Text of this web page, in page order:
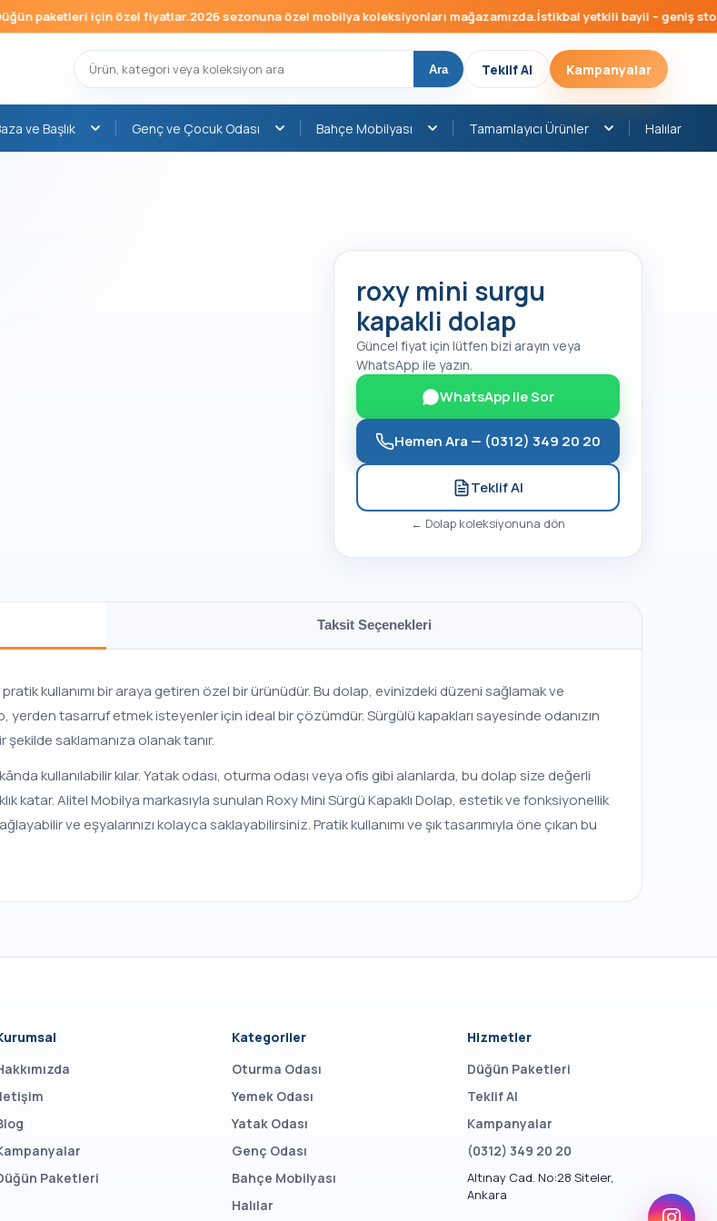
paketleri için özel fiyatlar.2026 sezonuna özel mobilya koleksiyonları mağazamızda.İstikbal yetkili bayii – geniş stok,
Ara Teklif Al Kampanyalar
ve Başlık Genç ve Çocuk Odası Bahçe Mobilyası Tamamlayıcı Ürünler Halılar
roxy mini surgu
kapakli dolap
Güncel fiyat için lütfen bizi arayın veya
WhatsApp ile yazın.
WhatsApp ile Sor
Hemen Ara — (0312) 349 20 20
Teklif Al
← Dolap koleksiyonuna dön
Taksit Seçenekleri
kullanımı bir araya getiren özel bir ürünüdür. Bu dolap, evinizdeki düzeni sağlamak ve
yerden tasarruf etmek isteyenler için ideal bir çözümdür. Sürgülü kapakları sayesinde odanızın
saklamanıza olanak tanır.
kullanılabilir kılar. Yatak odası, oturma odası veya ofis gibi alanlarda, bu dolap size değerli
katar. Alitel Mobilya markasıyla sunulan Roxy Mini Sürgü Kapaklı Dolap, estetik ve fonksiyonellik
ve eşyalarınızı kolayca saklayabilirsiniz. Pratik kullanımı ve şık tasarımıyla öne çıkan bu
Paketleri
Kategoriler
Oturma Odası
Yemek Odası
Yatak Odası
Genç Odası
Bahçe Mobilyası
Halılar
Hizmetler
Düğün Paketleri
Teklif Al
Kampanyalar
(0312) 349 20 20
Altınay Cad. No:28 Siteler,
Ankara